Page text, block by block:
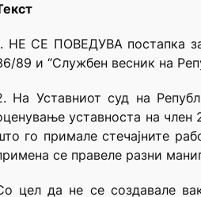
НЕ СЕ ПОВЕДУВА постапка
89 и “Службен весник на
На Уставниот суд на
уставноста на член
го примале стечајните
се правеле разни
цел да не се создавале